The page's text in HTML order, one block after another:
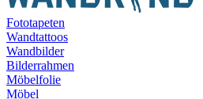
Fototapeten
Wandtattoos
Wandbilder
Bilderrahmen
Möbelfolie
Möbel